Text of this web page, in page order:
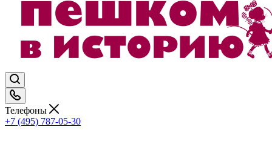
Телефоны
+7 (495) 787-05-30